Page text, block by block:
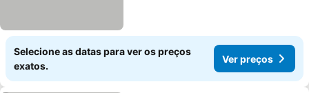
Selecione as datas para ver os preços
exatos.
Ver preços